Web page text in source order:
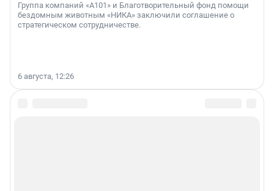
Группа компаний «А101» и Благотворительный фонд помощи
бездомным животным «НИКА» заключили соглашение о
стратегическом сотрудничестве.
6 августа, 12:26